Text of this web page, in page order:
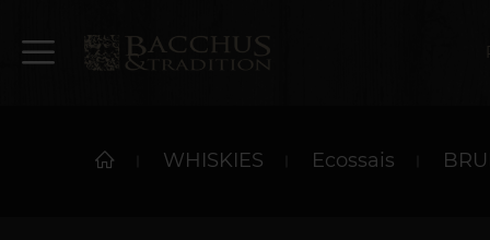
WHISKIES Ecossais